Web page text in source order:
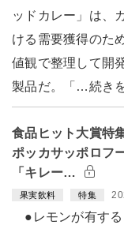
ッドカレー」は、
ける需要獲得のた
値観で整理して開
製品だ。「…続き
食品ヒット大賞特
ポッカサッポロフ
「キレー…
果実飲料 特集
●レモンが有す